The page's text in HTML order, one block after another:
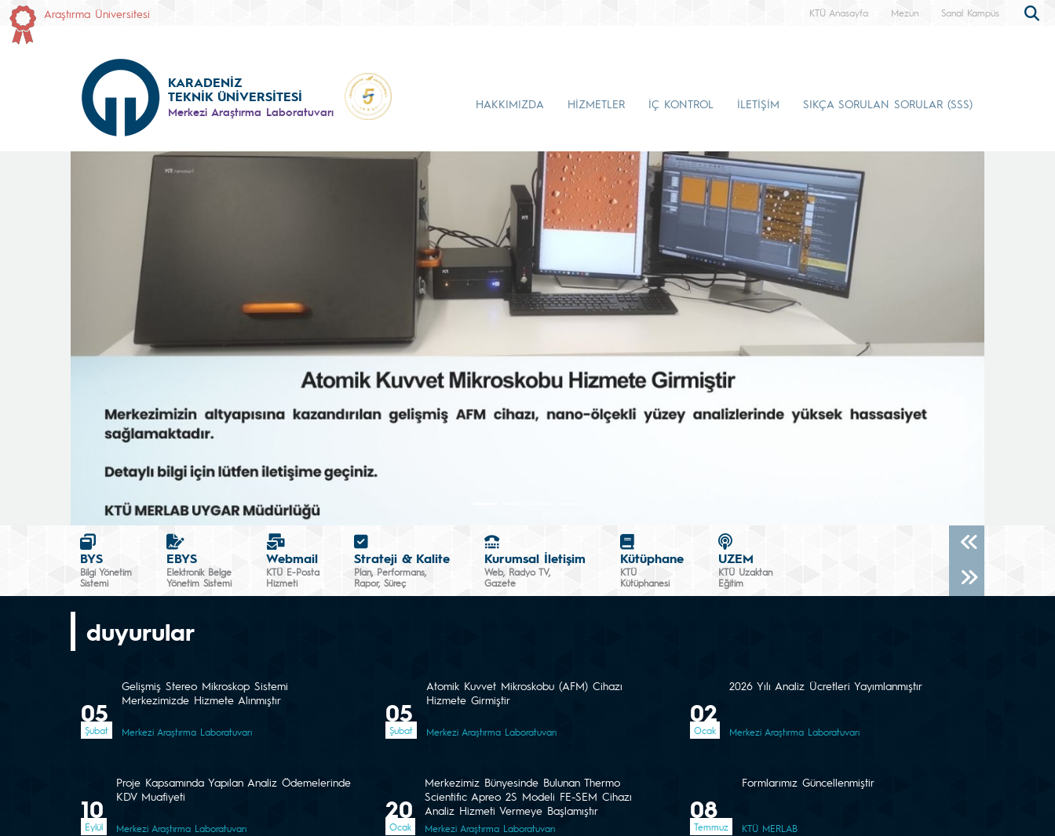
Araştırma Üniversitesi KTÜ Anasayfa Mezun Sanal Kampüs
KARADENİZ
TEKNİK ÜNİVERSİTESİ
Merkezi Araştırma Laboratuvarı
HAKKIMIZDA HİZMETLER İÇ KONTROL İLETİŞİM SIKÇA SORULAN SORULAR (SSS)
BYS
Bilgi Yönetim
Sistemi
EBYS
Elektronik Belge
Yönetim Sistemi
Webmail
KTÜ E-Posta
Hizmeti
Strateji & Kalite
Plan, Performans,
Rapor, Süreç
Kurumsal İletişim
Web, Radyo TV,
Gazete
Kütüphane
KTÜ
Kütüphanesi
UZEM
KTÜ Uzaktan
Eğitim
duyurular
05
Şubat
Gelişmiş Stereo Mikroskop Sistemi
Merkezimizde Hizmete Alınmıştır
Merkezi Araştırma Laboratuvarı
05
Şubat
Atomik Kuvvet Mikroskobu (AFM) Cihazı
Hizmete Girmiştir
Merkezi Araştırma Laboratuvarı
02
Ocak
2026 Yılı Analiz Ücretleri Yayımlanmıştır
Merkezi Araştırma Laboratuvarı
10
Eylül
Proje Kapsamında Yapılan Analiz Ödemelerinde
KDV Muafiyeti
Merkezi Araştırma Laboratuvarı
20
Ocak
Merkezimiz Bünyesinde Bulunan Thermo
Scientifıc Apreo 2S Modeli FE-SEM Cihazı
Analiz Hizmeti Vermeye Başlamıştır
Merkezi Araştırma Laboratuvarı
08
Temmuz
Formlarımız Güncellenmiştir
KTÜ MERLAB